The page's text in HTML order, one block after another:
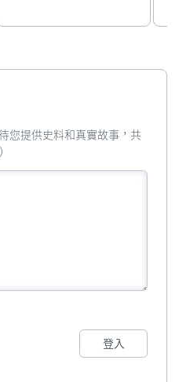
您提供史料和真實故事，共
登入